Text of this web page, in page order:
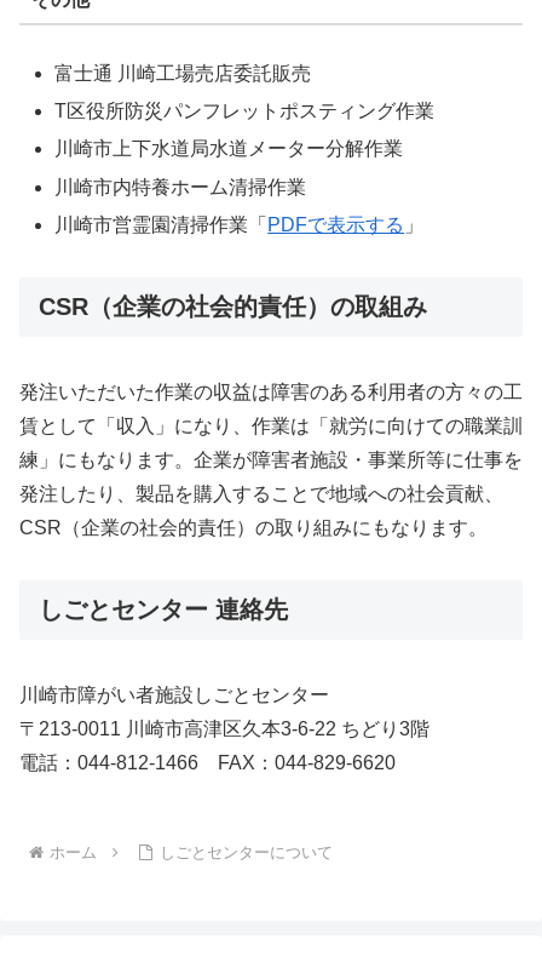
富士通 川崎工場売店委託販売
T区役所防災パンフレットポスティング作業
川崎市上下水道局水道メーター分解作業
川崎市内特養ホーム清掃作業
川崎市営霊園清掃作業「 PDFで表示する 」
CSR（企業の社会的責任）の取組み
発注いただいた作業の収益は障害のある利用者の方々の工
賃として「収入」になり、作業は「就労に向けての職業訓
練」にもなります。企業が障害者施設・事業所等に仕事を
発注したり、製品を購入することで地域への社会貢献、
CSR（企業の社会的責任）の取り組みにもなります。
しごとセンター 連絡先
川崎市障がい者施設しごとセンター
〒213-0011 川崎市高津区久本3-6-22 ちどり3階
電話：044-812-1466 FAX：044-829-6620
ホーム しごとセンターについて